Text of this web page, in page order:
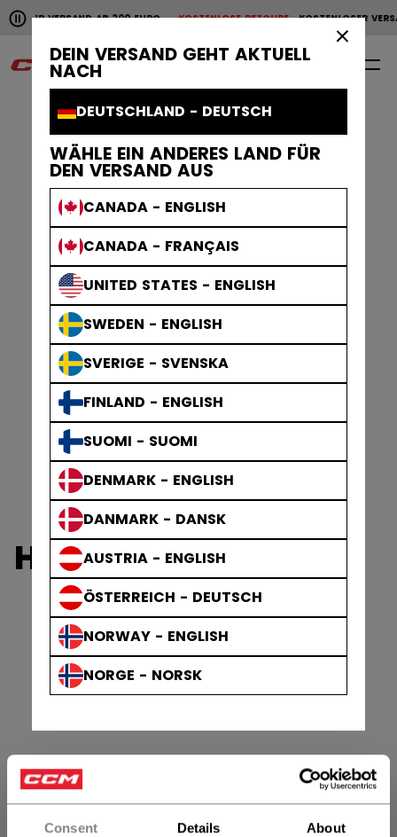
Consent Details About
DEIN VERSAND GEHT AKTUELL
NACH
DEUTSCHLAND - DEUTSCH
WÄHLE EIN ANDERES LAND FÜR
DEN VERSAND AUS
CANADA - ENGLISH
CANADA - FRANÇAIS
UNITED STATES - ENGLISH
SWEDEN - ENGLISH
SVERIGE - SVENSKA
FINLAND - ENGLISH
SUOMI - SUOMI
DENMARK - ENGLISH
DANMARK - DANSK
AUSTRIA - ENGLISH
ÖSTERREICH - DEUTSCH
NORWAY - ENGLISH
NORGE - NORSK
Horizontale Bildlaufanimation anhalten.
VERSAND AB 200 EUROKOSTENLOSE RETOURE KOSTENLOSER
KOSTENLOSER VERSAND AB 200 EURO KOSTENLOSE
0
HALSSCHUTZ